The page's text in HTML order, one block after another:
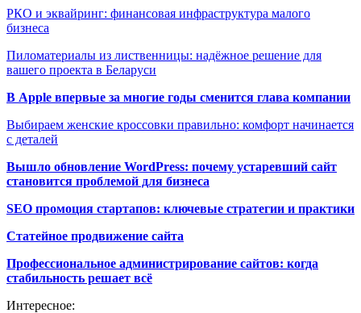
РКО и эквайринг: финансовая инфраструктура малого
бизнеса
Пиломатериалы из лиственницы: надёжное решение для
вашего проекта в Беларуси
В Apple впервые за многие годы сменится глава компании
Выбираем женские кроссовки правильно: комфорт начинается
с деталей
Вышло обновление WordPress: почему устаревший сайт
становится проблемой для бизнеса
SEO промоция стартапов: ключевые стратегии и практики
Статейное продвижение сайта
Профессиональное администрирование сайтов: когда
стабильность решает всё
Интересное: